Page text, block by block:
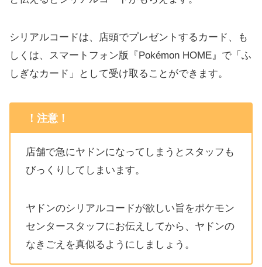
シリアルコードは、店頭でプレゼントするカード、も
しくは、スマートフォン版『Pokémon HOME』で「ふ
しぎなカード」として受け取ることができます。
！注意！
店舗で急にヤドンになってしまうとスタッフも
びっくりしてしまいます。
ヤドンのシリアルコードが欲しい旨をポケモン
センタースタッフにお伝えしてから、ヤドンの
なきごえを真似るようにしましょう。